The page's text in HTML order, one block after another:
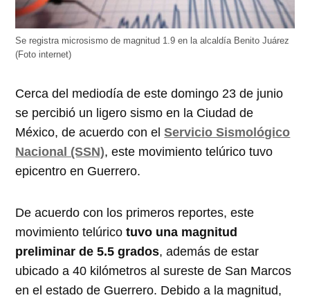
Se registra microsismo de magnitud 1.9 en la alcaldía Benito Juárez
(Foto internet)
Cerca del mediodía de este domingo 23 de junio
se percibió un ligero sismo en la Ciudad de
México, de acuerdo con elServicio Sismológico
Nacional (SSN), este movimiento telúrico tuvo
epicentro en Guerrero.
De acuerdo con los primeros reportes, este
movimiento telúricotuvo una magnitud
preliminar de 5.5 grados, además de estar
ubicado a 40 kilómetros al sureste de San Marcos
en el estado de Guerrero. Debido a la magnitud,